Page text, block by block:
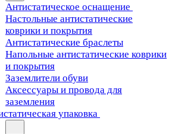
Антистатическое оснащение
Настольные антистатические
коврики и покрытия
Антистатические браслеты
Напольные антистатические коврики
и покрытия
Заземлители обуви
Аксессуары и провода для
заземления
упаковка